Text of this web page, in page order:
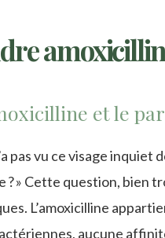
et le
pas vu ce visage
? » Cette question, bien
L’amoxicilline
aucune